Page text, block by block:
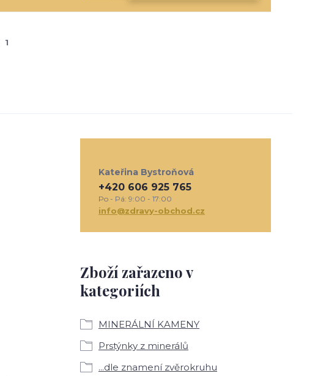
1
Zboží zařazeno v
kategoriích
MINERÁLNÍ KAMENY
Prstýnky z minerálů
...dle znamení zvěrokruhu
Kateřina Bystroňová
+420 606 925 765
Po - Pá: 9:00 - 17:00
info@zdravy-obchod.cz